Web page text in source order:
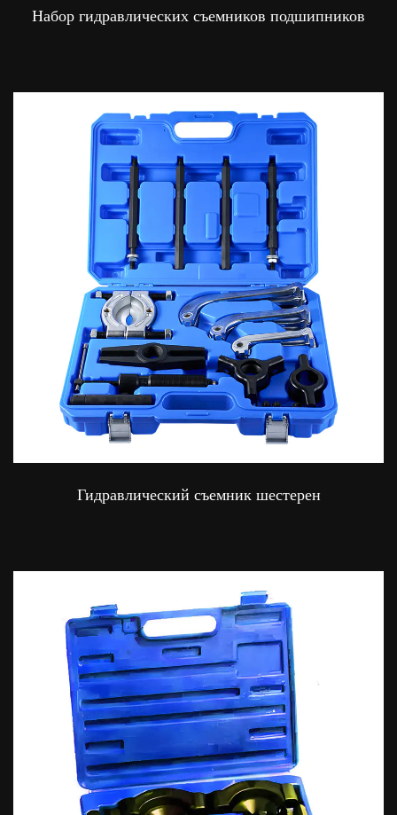
Набор гидравлических съемников подшипников
Гидравлический съемник шестерен